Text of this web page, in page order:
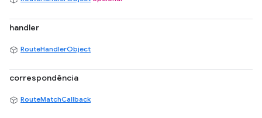
handler
RouteHandlerObject
correspondência
RouteMatchCallback